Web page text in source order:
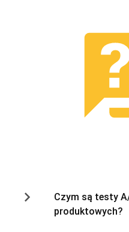
Czym są testy
produktowych?